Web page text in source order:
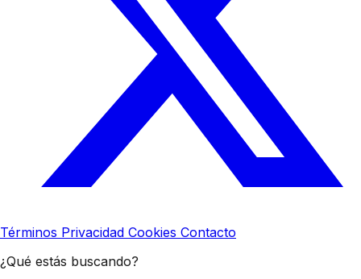
Términos Privacidad Cookies Contacto
¿Qué estás buscando?